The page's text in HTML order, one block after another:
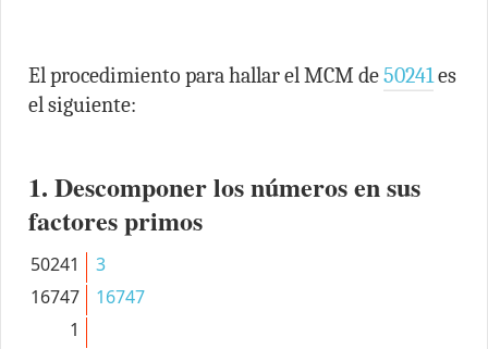
El procedimiento para hallar el MCM de50241es
el siguiente:
1. Descomponer los números en sus
factores primos
50241
3
16747
16747
1